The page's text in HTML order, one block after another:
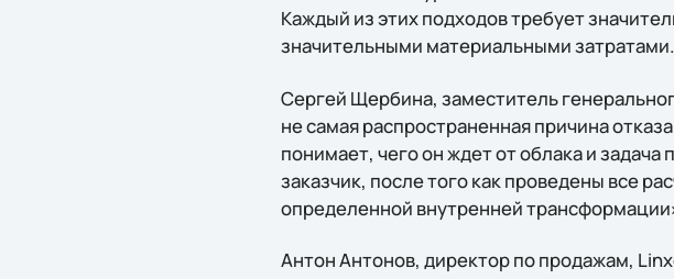
Каждый из этих подходов требует
значительными материальными
Сергей Щербина, заместитель
не самая распространенная причина
понимает, чего он ждет от облака и
заказчик, после того как проведены все
определенной внутренней
Антон Антонов, директор по продажам,